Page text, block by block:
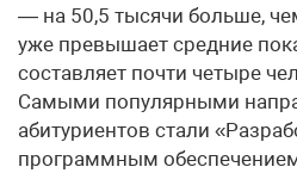
— на 50,5 тысячи больше,
уже превышает средние
составляет почти четыре
Самыми популярными
абитуриентов стали
программным